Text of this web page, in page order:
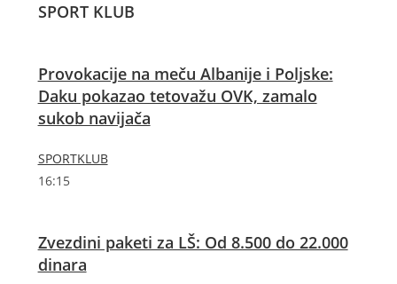
SPORT KLUB
Provokacije na meču Albanije i Poljske:
Daku pokazao tetovažu OVK, zamalo
sukob navijača
SPORTKLUB
16:15
Zvezdini paketi za LŠ: Od 8.500 do 22.000
dinara